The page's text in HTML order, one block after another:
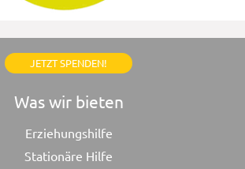
JETZT SPENDEN!
Was wir bieten
Erziehungshilfe
Stationäre Hilfe